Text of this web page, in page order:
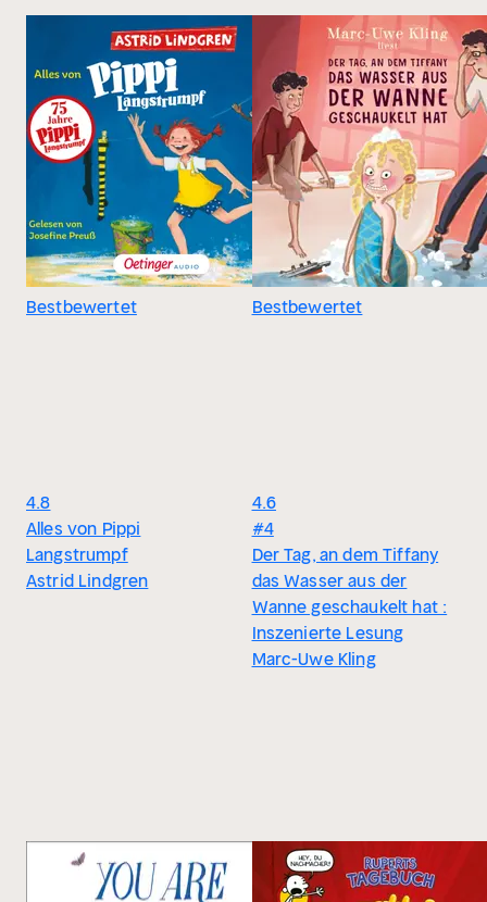
Bestbewertet
4.8
Alles von Pippi
Langstrumpf
Astrid Lindgren
Bestbewertet
4.6
#4
Der Tag, an dem Tiffany
das Wasser aus der
Wanne geschaukelt hat :
Inszenierte Lesung
Marc-Uwe Kling